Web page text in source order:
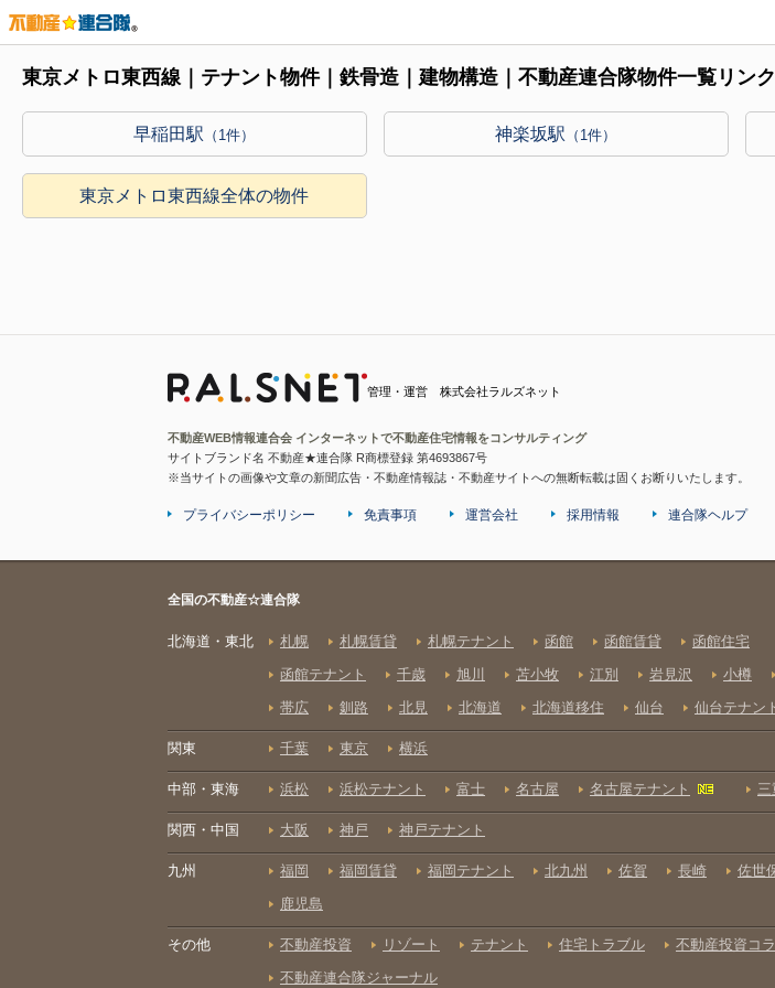
東京メトロ東西線｜テナント物件｜鉄骨造｜建物構造｜不動産連合隊物件一覧リンク
早稲田駅 （1件） 神楽坂駅 （1件）
東京メトロ東西線全体の物件
管理・運営 株式会社ラルズネット
不動産WEB情報連合会 インターネットで不動産住宅情報をコンサルティング
サイトブランド名 不動産★連合隊 R商標登録 第4693867号
※当サイトの画像や文章の新聞広告・不動産情報誌・不動産サイトへの無断転載は固くお断りいたします。
プライバシーポリシー 免責事項 運営会社 採用情報 連合隊ヘルプ